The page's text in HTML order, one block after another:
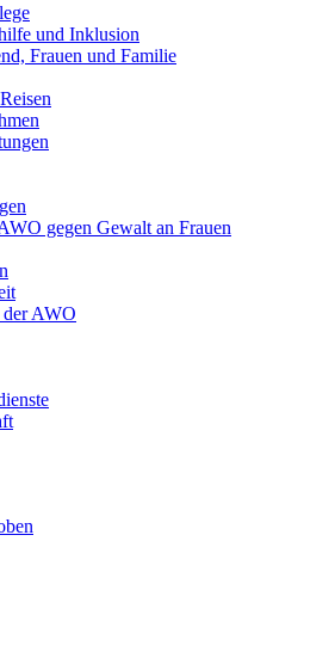
und Inklusion
Frauen und Familie
gegen Gewalt an Frauen
AWO